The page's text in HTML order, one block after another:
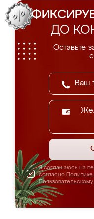
ДО
Оставьте
Я соглашаюсь на
согласно